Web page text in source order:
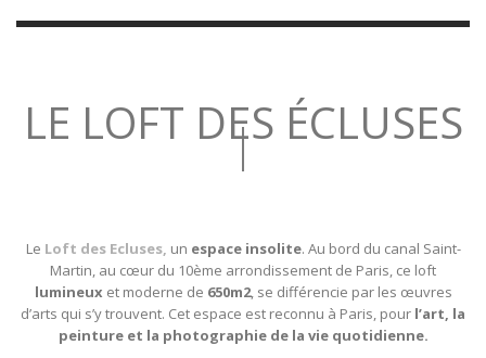
LE LOFT DES ÉCLUSES
|
Le Loft des Ecluses, un espace insolite. Au bord du canal Saint-
Martin, au cœur du 10ème arrondissement de Paris, ce loft
lumineux et moderne de 650m2, se différencie par les œuvres
d’arts qui s’y trouvent. Cet espace est reconnu à Paris, pour l’art, la
peinture et la photographie de la vie quotidienne.